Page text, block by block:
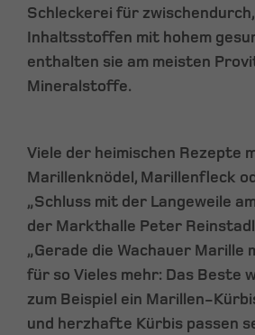
Schleckerei für
Inhaltsstoffen mit hohem
enthalten sie am meisten
Mineralstoffe.
Viele der heimischen Rezepte
Marillenknödel, Marillenfleck
„Schluss mit der Langeweile
der Markthalle Peter
„Gerade die Wachauer Marille
für so Vieles mehr: Das Beste
zum Beispiel ein Marillen-
und herzhafte Kürbis passen